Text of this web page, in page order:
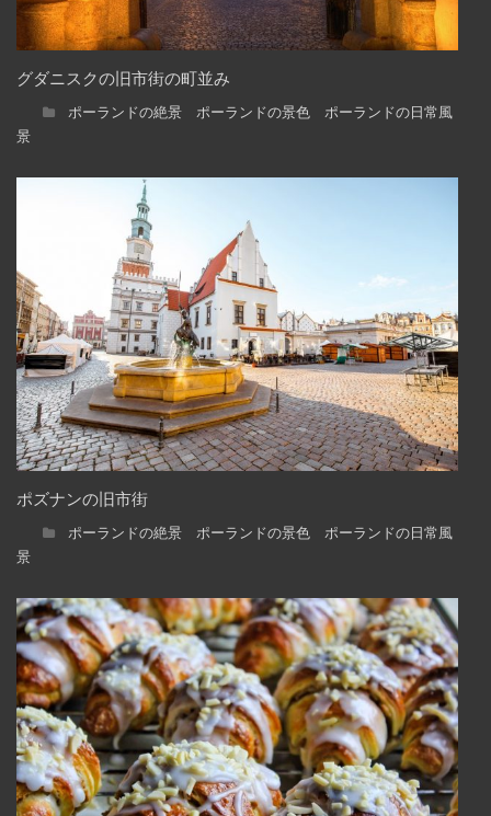
グダニスクの旧市街の町並み
ポーランドの絶景 ポーランドの景色 ポーランドの日常風
景
ポズナンの旧市街
ポーランドの絶景 ポーランドの景色 ポーランドの日常風
景